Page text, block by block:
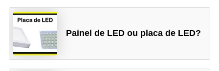
Painel de LED ou placa de LED?
g
u
r
a